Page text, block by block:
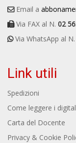
Email a
Via FAX al N. 02
Via WhatsApp al N.
Link utili
Spedizioni
Come leggere i
Carta del Docente
Privacy & Cookie